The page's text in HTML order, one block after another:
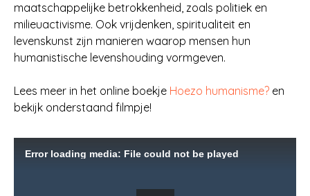
maatschappelijke betrokkenheid, zoals politiek en
milieuactivisme. Ook vrijdenken, spiritualiteit en
levenskunst zijn manieren waarop mensen hun
humanistische levenshouding vormgeven.
Lees meer in het online boekje Hoezo humanisme? en
bekijk onderstaand filmpje!
Error loading media: File could not be played